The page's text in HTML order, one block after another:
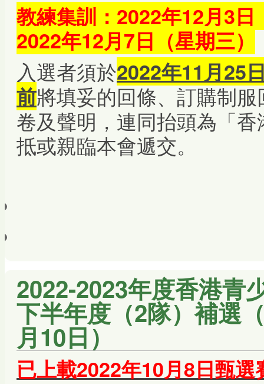
教練集訓：2022年12月3
2022年12月7日（星期三）
入選者須於2022年11月25
前將填妥的回條、訂購制
卷及聲明，連同抬頭為「
抵或親臨本會遞交。
2022-2023年度香港青
下半年度（2隊）補選
月10日）
已上載2022年10月8日甄選